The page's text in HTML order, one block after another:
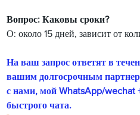
Вопрос: Каковы сроки?
О: около 15 дней, зависит от
На ваш запрос ответят в
вашим долгосрочным
с нами, мой WhatsApp/wechat
быстрого чата.